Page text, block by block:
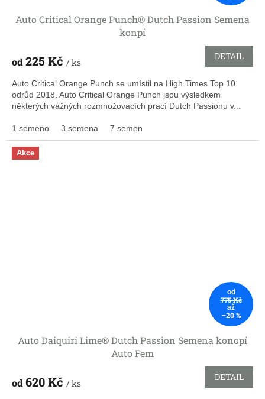
Auto Critical Orange Punch® Dutch Passion Semena
konpí
od225 Kč / ks
DETAIL
Auto Critical Orange Punch se umístil na High Times Top 10
odrůd 2018. Auto Critical Orange Punch jsou výsledkem
některých vážných rozmnožovacích prací Dutch Passionu v...
1 semeno 3 semena 7 semen
Akce
od
775 Kč
až
–20 %
Auto Daiquiri Lime® Dutch Passion Semena konopí
Auto Fem
od 620 Kč / ks
DETAIL